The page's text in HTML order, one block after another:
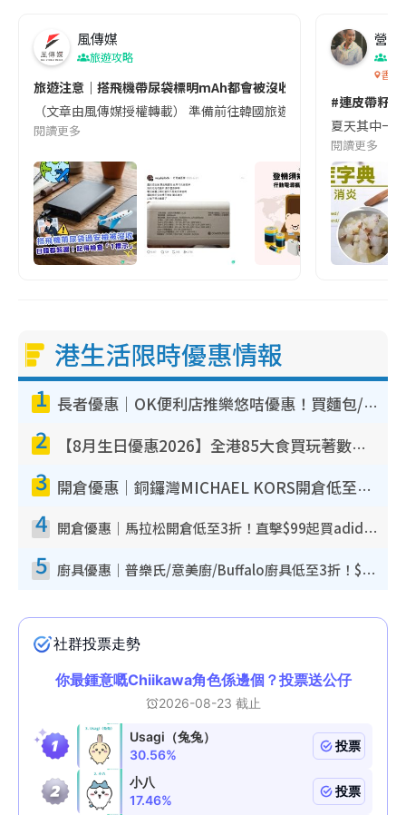
風傳媒
旅遊攻略
旅遊注意｜搭飛機帶尿袋標明mAh都會被沒收😱出發前切記檢查
（文章由風傳媒授權轉載） 準備前往韓國旅遊的民眾，近期要
閱讀更多
營養
香港
#連皮帶籽
夏天其中一
閱讀更多
港生活限時優惠情報
1 長者優惠｜OK便利店推樂悠咭優惠！買麵包/牛奶/保健品拍卡即減
2 【8月生日優惠2026】全港85大食買玩著數攻略 自助餐/火鍋放題同行免費＋誠品/DONKI送現金券
3 開倉優惠｜銅鑼灣MICHAEL KORS開倉低至17折！直擊$500起買手袋/銀包/鞋款 必買經典Jet Set系列
4 開倉優惠｜馬拉松開倉低至3折！直擊$99起買adidas／New Balance／Puma鞋款 STANLEY保溫杯劈價至$119起
5 廚具優惠｜普樂氏/意美廚/Buffalo廚具低至3折！$89起買煎鍋／炒鑊／個人鍋 同場小家電激減至$99起